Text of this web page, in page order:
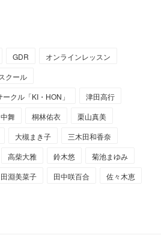
GDR
オンラインレッスン
クール
クル「KI・HON」
津田高行
舞 桐林佑衣
栗山真美
大槻まき子
三木田和香奈
高柴大雅 鈴木悠
菊池まゆみ
田淵美菜子 田中咲百合
佐々木恵